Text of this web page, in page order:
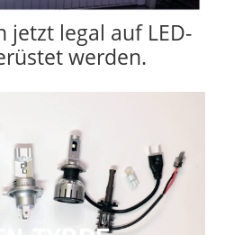
jetzt legal auf LED-
werden.